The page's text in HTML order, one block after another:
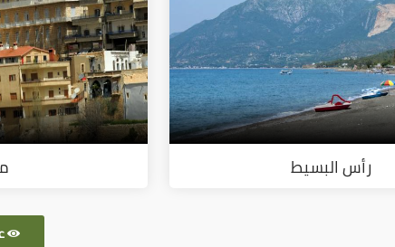
رأس البسيط